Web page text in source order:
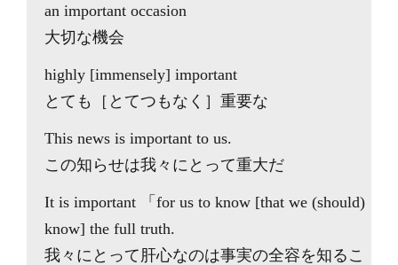
an important occasion
大切な機会
highly [immensely] important
とても［とてつもなく］重要な
This news is important to us.
この知らせは我々にとって重大だ
It is important 「for us to know [that we (should)
know] the full truth.
我々にとって肝心なのは事実の全容を知るこ